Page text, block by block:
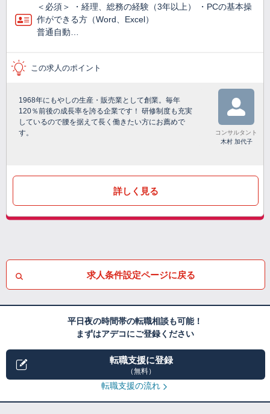
＜必須＞ ・経理、総務の経験（3年以上） ・PCの基本操
作ができる方（Word、Excel）
普通自動…
この求人のポイント
1968年にもやしの生産・販売業として創業。毎年
120％前後の成長率を誇る企業です！ 研修制度も充実
しているので腰を据えて長く働きたい方にお薦めで
す。
コンサルタント
木村 加代子
詳しく見る
求人条件設定ページに戻る
平日夜の時間帯の転職相談も可能！
まずはアデコにご登録ください
転職支援に登録
（無料）
転職支援の流れ